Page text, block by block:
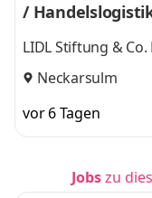
/
LIDL Stiftung & Co.
Neckarsulm
vor 6 Tagen
Jobszu